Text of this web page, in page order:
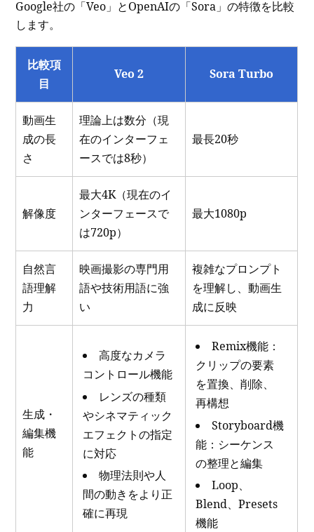
Google社の「Veo」とOpenAIの「Sora」の特徴を比較
します。
比較項
目
Veo 2 Sora Turbo
動画生
成の長
さ
理論上は数分（現
在のインターフェ
ースでは8秒）
最長20秒
解像度
最大4K（現在のイ
ンターフェースで
は720p）
最大1080p
自然言
語理解
力
映画撮影の専門用
語や技術用語に強
い
複雑なプロンプト
を理解し、動画生
成に反映
生成・
編集機
能
高度なカメラ
コントロール機能
レンズの種類
やシネマティック
エフェクトの指定
に対応
物理法則や人
間の動きをより正
確に再現
Remix機能：
クリップの要素
を置換、削除、
再構想
Storyboard機
能：シーケンス
の整理と編集
Loop、
Blend、Presets
機能